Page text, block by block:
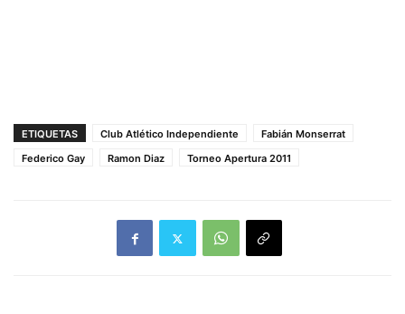
ETIQUETAS Club Atlético Independiente
Fabián Monserrat
Federico Gay
Ramon Diaz Torneo Apertura 2011